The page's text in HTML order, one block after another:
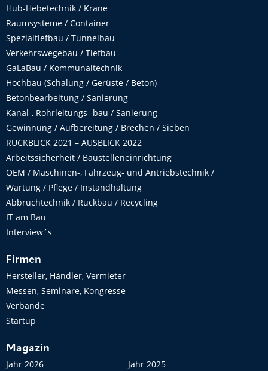
Hub-Hebetechnik / Krane
Raumsysteme / Container
Spezialtiefbau / Tunnelbau
Verkehrswegebau / Tiefbau
GaLaBau / Kommunaltechnik
Hochbau (Schalung / Gerüste / Beton)
Betonbearbeitung / Sanierung
Kanal-, Rohrleitungs- bau / Sanierung
Gewinnung / Aufbereitung / Brechen / Sieben
RÜCKBLICK 2021 – AUSBLICK 2022
Arbeitssicherheit / Baustelleneinrichtung
OEM / Maschinen-, Fahrzeug- und Antriebstechnik /
Wartung / Pflege / Instandhaltung
Abbruchtechnik / Rückbau / Recycling
IT am Bau
Interview´s
Firmen
Hersteller, Händler, Vermieter
Messen, Seminare, Kongresse
Verbände
Startup
Magazin
Jahr 2026
Jahr 2025